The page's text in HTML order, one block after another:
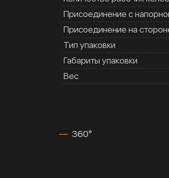
Присоединение с
Присоединение на
Тип упаковки
Габариты упаковки
Вес
360°